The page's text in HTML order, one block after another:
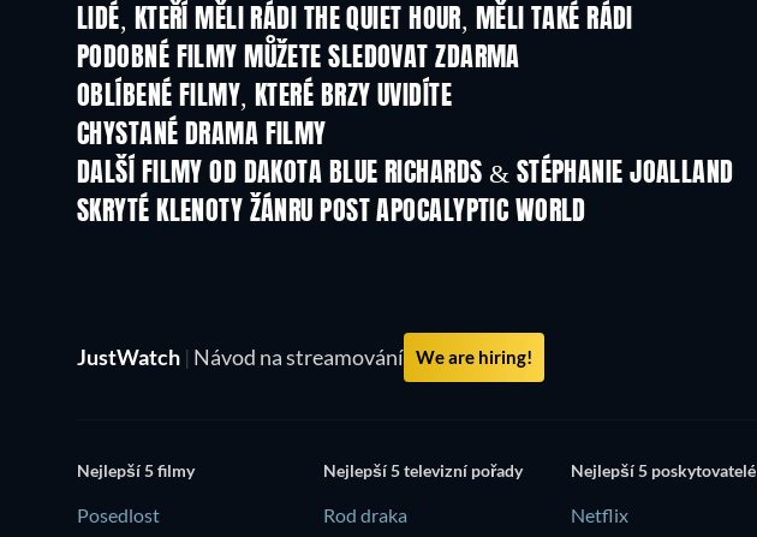
LIDÉ, KTEŘÍ MĚLI RÁDI THE QUIET HOUR, MĚLI TAKÉ RÁDI
PODOBNÉ FILMY MŮŽETE SLEDOVAT ZDARMA
OBLÍBENÉ FILMY, KTERÉ BRZY UVIDÍTE
CHYSTANÉ DRAMA FILMY
DALŠÍ FILMY OD DAKOTA BLUE RICHARDS & STÉPHANIE JOALLAND
SKRYTÉ KLENOTY ŽÁNRU POST APOCALYPTIC WORLD
JustWatch | Návod na streamování We are hiring!
Nejlepší 5 filmy
Posedlost
Nejlepší 5 televizní pořady
Rod draka
Nejlepší 5 poskytovatelé
Netflix